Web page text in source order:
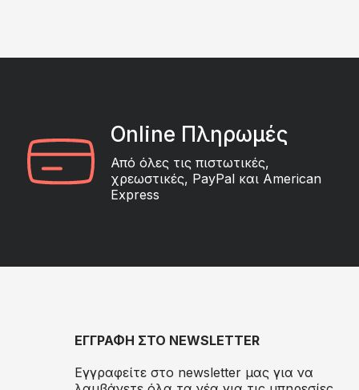
Online Πληρωμές
Από όλες τις πιστωτικές,
χρεωστικές, PayPal και American
Express
ΕΓΓΡΑΦΗ ΣΤΟ NEWSLETTER
Εγγραφείτε στο newsletter μας για να